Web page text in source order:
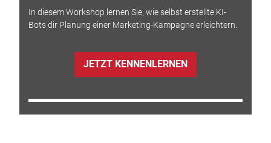
In diesem Workshop lernen Sie, wie selbst erstellte KI-
Bots dir Planung einer Marketing-Kampagne erleichtern.
JETZT KENNENLERNEN